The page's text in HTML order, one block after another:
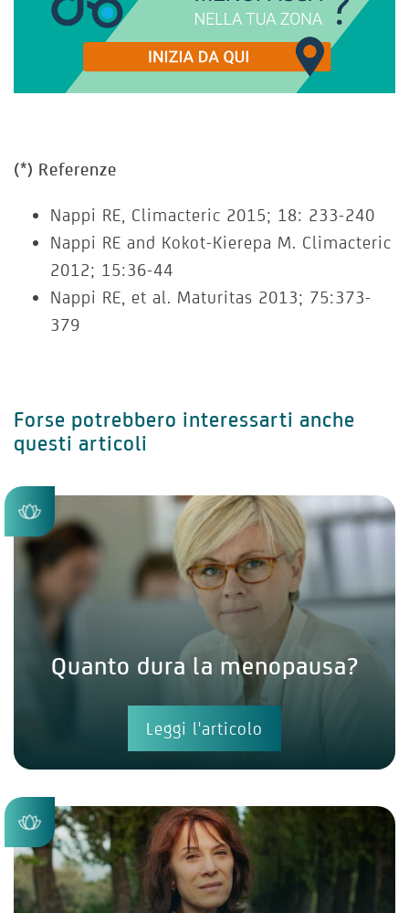
(*) Referenze
Nappi RE, Climacteric 2015; 18: 233-240
Nappi RE and Kokot-Kierepa M. Climacteric
2012; 15:36-44
Nappi RE, et al. Maturitas 2013; 75:373-
379
Forse potrebbero interessarti anche
questi articoli
Quanto dura la menopausa?
Leggi l'articolo